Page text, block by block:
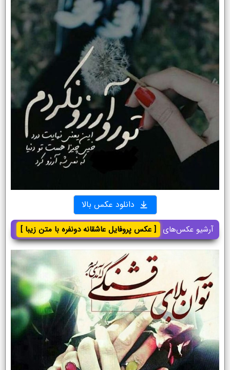
دانلود عکس بالا
آرشیو عکس‌های [ عکس پروفایل عاشقانه دونفره با متن زیبا ]